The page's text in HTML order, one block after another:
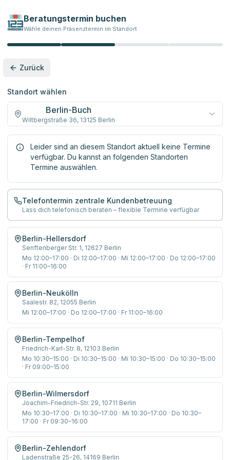
Beratungstermin buchen
Wähle deinen Präsenztermin im Standort
Zurück
Standort wählen
Berlin-Buch
Wiltbergstraße 36, 13125 Berlin
Leider sind an diesem Standort aktuell keine Termine
verfügbar. Du kannst an folgenden Standorten
Termine auswählen.
Telefontermin zentrale Kundenbetreuung
Lass dich telefonisch beraten – flexible Termine verfügbar
Berlin-Hellersdorf
Senftenberger Str. 1, 12627 Berlin
Mo 12:00–17:00 · Di 12:00–17:00 · Mi 12:00–17:00 · Do 12:00–17:00
· Fr 11:00–16:00
Berlin-Neukölln
Saalestr. 82, 12055 Berlin
Mi 12:00–17:00 · Do 12:00–17:00 · Fr 11:00–16:00
Berlin-Tempelhof
Friedrich-Karl-Str. 8, 12103 Berlin
Mo 10:30–15:00 · Di 10:30–15:00 · Mi 10:30–15:00 · Do 10:30–15:00
· Fr 09:00–15:00
Berlin-Wilmersdorf
Joachim-Friedrich-Str. 29, 10711 Berlin
Mo 10:30–17:00 · Di 10:30–17:00 · Mi 10:30–17:00 · Do 10:30–
17:00 · Fr 09:30–16:00
Berlin-Zehlendorf
Ladenstraße 25-26, 14169 Berlin